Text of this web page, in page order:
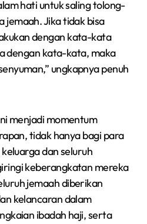
hati untuk saling tolong-
jemaah. Jika tidak bisa
dengan kata-kata
dengan kata-kata, maka
ungkapnya penuh
menjadi momentum
tidak hanya bagi para
dan seluruh
keberangkatan mereka
jemaah diberikan
kelancaran dalam
ibadah haji, serta